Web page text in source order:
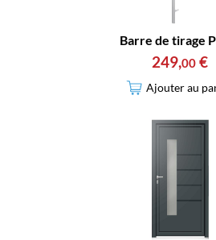
Barre de tirage
249,00 €
Ajouter au